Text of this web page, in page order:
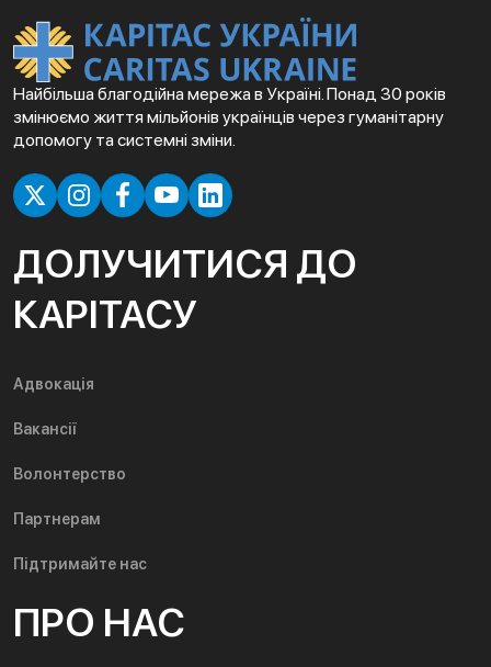
Найбільша благодійна мережа в Україні. Понад 30 років
змінюємо життя мільйонів українців через гуманітарну
допомогу та системні зміни.
ДОЛУЧИТИСЯ ДО
КАРІТАСУ
Адвокація
Вакансії
Волонтерство
Партнерам
Підтримайте нас
ПРО НАС